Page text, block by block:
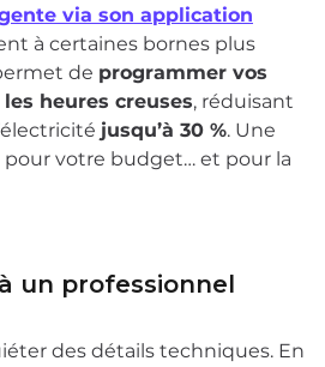
via son application
à certaines bornes plus
de programmer vos
heures creuses, réduisant
jusqu’à 30 %. Une
votre budget… et pour la
un professionnel
des détails techniques. En